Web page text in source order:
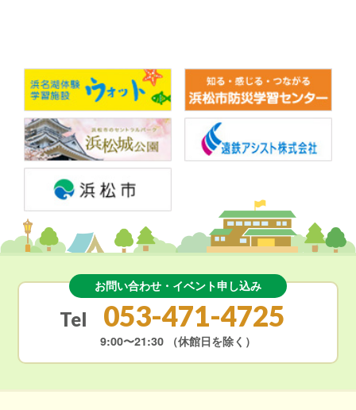
お問い合わせ・イベント申し込み
Tel 053-471-4725
9:00〜21:30 （休館日を除く）